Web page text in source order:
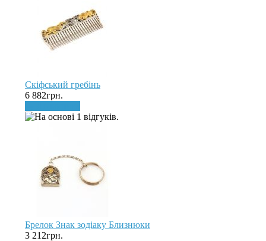
Скіфський гребінь
6 882грн.
Брелок Знак зодіаку Близнюки
3 212грн.